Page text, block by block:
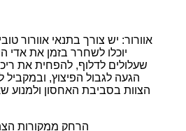
אוורור: יש צורך בתנאי אוורור
יוכלו לשחרר בזמן את אדי
שעלולים לדלוף, להפחית את
הגעה לגבול הפיצוץ,
הצוות בסביבת האחסון ולמנוע
הרחק ממקורות